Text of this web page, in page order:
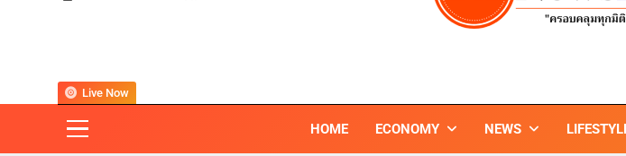
AirAsia X SEE FAH พันธมิตรทางธุรกิ
HOME ECONOMY NEWS
Live Now